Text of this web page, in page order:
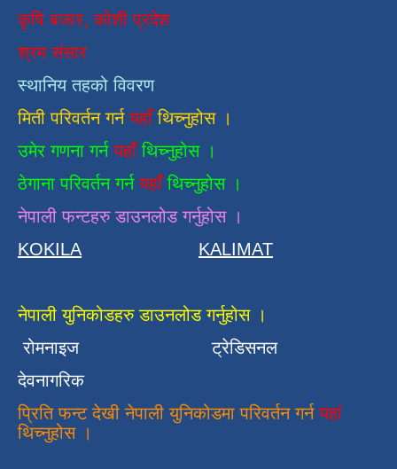
कृषि बजार, कोशी प्रदेश
श्रम संसार
स्थानिय तहको विवरण
मिती परिवर्तन गर्न यहाँ थिच्नुहोस ।
उमेर गणना गर्नयहाँथिच्नुहोस ।
ठेगाना परिवर्तन गर्नयहाँ थिच्नुहोस ।
नेपाली फन्टहरु डाउनलोड गर्नुहोस ।
KOKILA
KALIMAT
नेपाली युनिकोडहरु डाउनलोड गर्नुहोस ।
रोमनाइज
ट्रेडिसनल
देवनागरिक
प्रिति फन्ट देखी नेपाली युनिकोडमा परिवर्तन गर्न यहां
थिच्नुहोस ।